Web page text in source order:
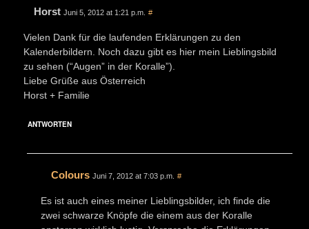
Horst Juni 5, 2012 at 1:21 p.m. #
Vielen Dank für die laufenden Erklärungen zu den
Kalenderbildern. Noch dazu gibt es hier mein Lieblingsbild
zu sehen (“Augen” in der Koralle”).
Liebe Grüße aus Österreich
Horst + Familie
ANTWORTEN
Colours Juni 7, 2012 at 7:03 p.m. #
Es ist auch eines meiner Lieblingsbilder, ich finde die
zwei schwarze Knöpfe die einem aus der Koralle